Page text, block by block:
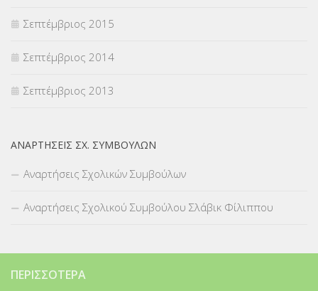
Σεπτέμβριος 2015
Σεπτέμβριος 2014
Σεπτέμβριος 2013
ΑΝΑΡΤΉΣΕΙΣ ΣΧ. ΣΥΜΒΟΎΛΩΝ
Αναρτήσεις Σχολικών Συμβούλων
Αναρτήσεις Σχολικού Συμβούλου Σλάβικ Φίλιππου
ΠΕΡΙΣΣΌΤΕΡΑ